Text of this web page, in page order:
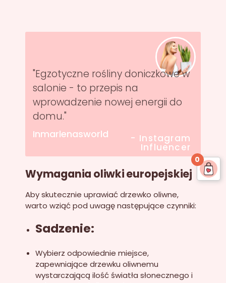
"Egzotyczne rośliny doniczkowe w
salonie - to przepis na
wprowadzenie nowej energii do
domu."
Inmarlenasworld - Instagram
Influencer
Wymagania oliwki europejskiej
Aby skutecznie uprawiać drzewko oliwne,
warto wziąć pod uwagę następujące czynniki:
Sadzenie:
Wybierz odpowiednie miejsce,
zapewniające drzewku oliwnemu
wystarczającą ilość światła słonecznego i
0